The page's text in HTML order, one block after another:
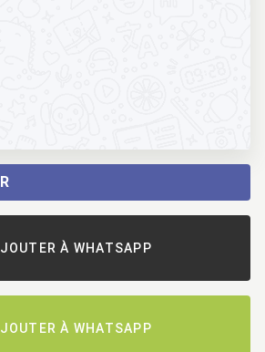
À WHATSAPP
À WHATSAPP